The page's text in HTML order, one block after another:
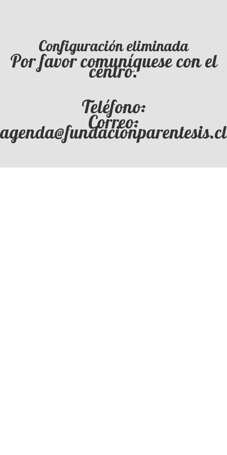
Configuración eliminada
Por favor comuníquese con el
centro.
Teléfono:
Correo:
agenda@fundacionparentesis.cl